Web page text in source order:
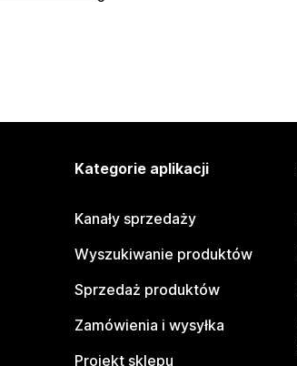
Kategorie aplikacji
Kanały sprzedaży
Wyszukiwanie produktów
Sprzedaż produktów
Zamówienia i wysyłka
Projekt sklepu